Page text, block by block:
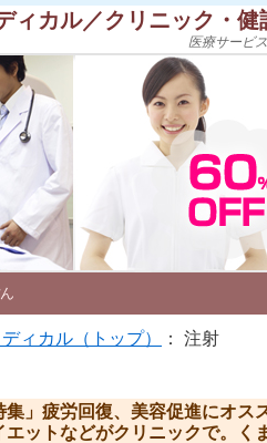
ィカル／クリニック・
医療サービ
ィカル（トップ） ： 注射
集」疲労回復、美容促進にオ
エットなどがクリニックで。く